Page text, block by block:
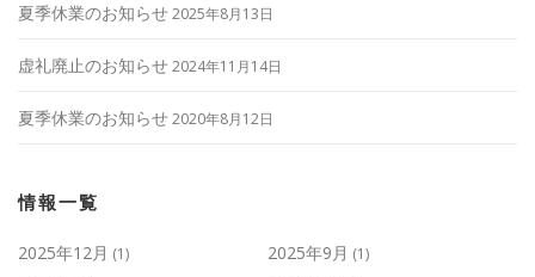
夏季休業のお知らせ2025年8月13日
虚礼廃止のお知らせ2024年11月14日
夏季休業のお知らせ2020年8月12日
情報一覧
2025年12月 (1) 2025年9月 (1)